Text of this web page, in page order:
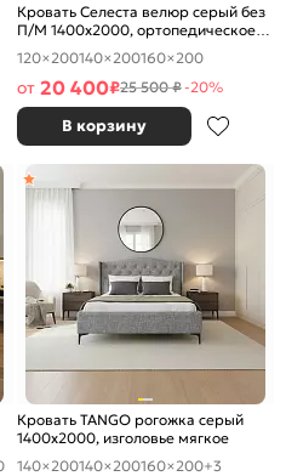
Кровать Селеста велюр серый без
П/М 1400x2000, ортопедическое
основание, изголовье мягкое
120×200140×200160×200
от 20 400₽25 500 ₽-20%
В корзину
Кровать TANGO рогожка серый
1400x2000, изголовье мягкое
140×200140×200160×200+3